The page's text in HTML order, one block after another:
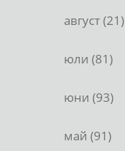
август (21)
юли (81)
юни (93)
май (91)